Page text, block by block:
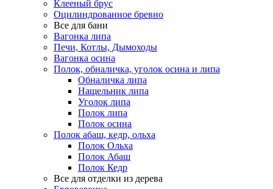
Клееный брус
Оцилиндрованное бревно
Все для бани
Вагонка липа
Печи, Котлы, Дымоходы
Вагонка осина
Полок, обналичка, уголок осина и липа
Обналичка липа
Нащельник липа
Уголок липа
Полок липа
Полок осина
Полок абаш, кедр, ольха
Полок Ольха
Полок Абаш
Полок Кедр
Все для отделки из дерева